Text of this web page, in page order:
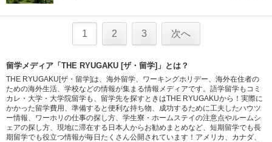
1 2 3 次へ
留学メディア「THE RYUGAKU [ザ・留学]」とは？
THE RYUGAKU[ザ・留学]は、海外留学、ワーキングホリデー、海外在住者の
ための海外生活、学校などの情報が集まる情報メディアです。語学留学もコミ
カレ・大学・大学院留学も、留学先を探すときはTHE RYUGAKUから！実際に
かかった留学費用、準備すると便利な持ち物、成功するために工夫したハウツ
ー情報、ワーホリの仕事の探し方、学生寮・ホームステイの注意点やルームシ
ェアの探し方、現地に滞在する日本人からお勧めまとめなど、短期留学でも長
期留学でも役立つ情報が毎日たくさん公開されています！アメリカ、カナダ、